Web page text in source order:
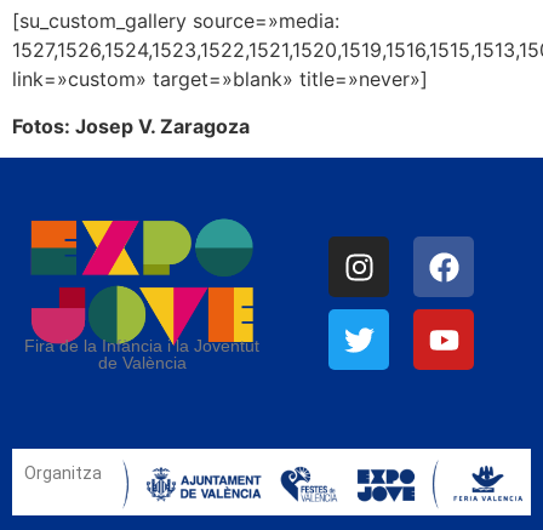
[su_custom_gallery source=»media:
link=»custom» target=»blank» title=»never»]
Fotos: Josep V. Zaragoza
Fira de la Infància i la Joventut
de València
Organitza